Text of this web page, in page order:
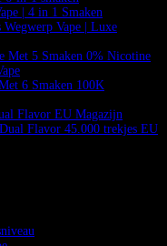
| 4 in 1 Smaken
Vape | Luxe
Met 5 Smaken 0% Nicotine
6 Smaken 100K
Flavor EU Magazijn
Flavor 45.000 trekjes EU